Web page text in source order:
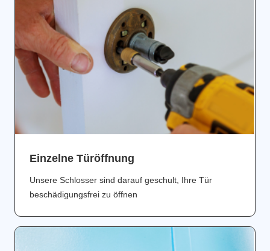
Einzelne Türöffnung
Unsere Schlosser sind darauf geschult, Ihre Tür
beschädigungsfrei zu öffnen